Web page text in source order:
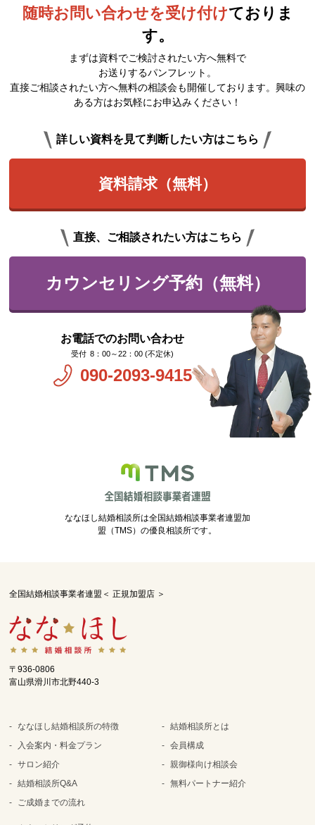
随時お問い合わせを受け付けておりま
す。
まずは資料でご検討されたい方へ無料で
お送りするパンフレット。
直接ご相談されたい方へ無料の相談会も開催しております。興味の
ある方はお気軽にお申込みください！
詳しい資料を見て判断したい方はこちら
資料請求（無料）
直接、ご相談されたい方はこちら
カウンセリング予約（無料）
お電話でのお問い合わせ
8：00～22：00 (不定休)
090-2093-9415
ななほし結婚相談所は全国結婚相談事業者連盟加
盟（TMS）の優良相談所です。
全国結婚相談事業者連盟＜ 正規加盟店 ＞
〒936-0806
富山県滑川市北野440-3
ななほし結婚相談所の特徴
入会案内・料金プラン
サロン紹介
結婚相談所Q&A
ご成婚までの流れ
結婚相談所とは
会員構成
親御様向け相談会
無料パートナー紹介